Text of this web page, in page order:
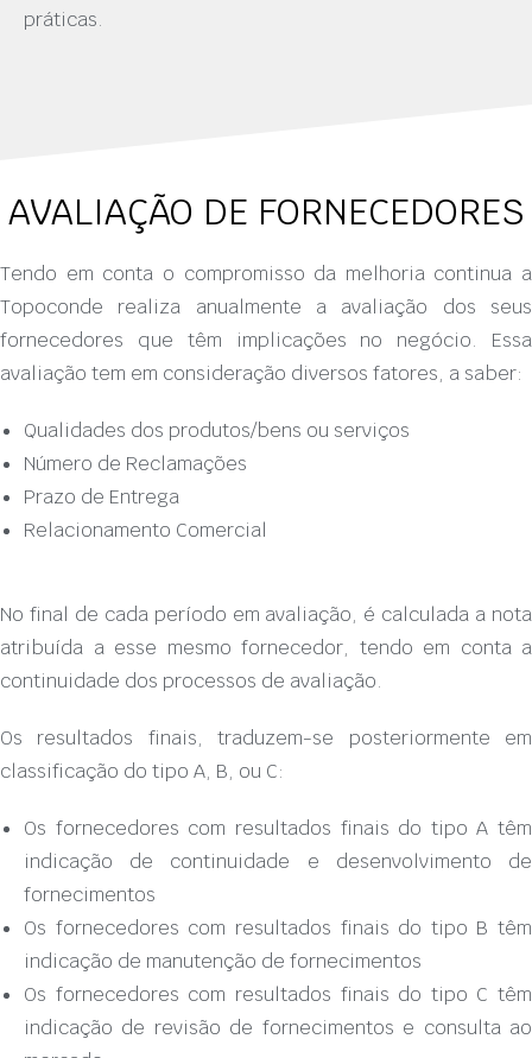
práticas.
AVALIAÇÃO DE FORNECEDORES
Tendo em conta o compromisso da melhoria continua a
Topoconde realiza anualmente a avaliação dos seus
fornecedores que têm implicações no negócio. Essa
avaliação tem em consideração diversos fatores, a saber:
Qualidades dos produtos/bens ou serviços
Número de Reclamações
Prazo de Entrega
Relacionamento Comercial
No final de cada período em avaliação, é calculada a nota
atribuída a esse mesmo fornecedor, tendo em conta a
continuidade dos processos de avaliação.
Os resultados finais, traduzem-se posteriormente em
classificação do tipo A, B, ou C:
Os fornecedores com resultados finais do tipo A têm
indicação de continuidade e desenvolvimento de
fornecimentos
Os fornecedores com resultados finais do tipo B têm
indicação de manutenção de fornecimentos
Os fornecedores com resultados finais do tipo C têm
indicação de revisão de fornecimentos e consulta ao